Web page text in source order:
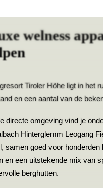
welness
Tiroler Höhe ligt in het
en een aantal van de
directe omgeving vind je
Hinterglemm Leogang
samen goed voor honderden
en een uitstekende mix van
berghutten.